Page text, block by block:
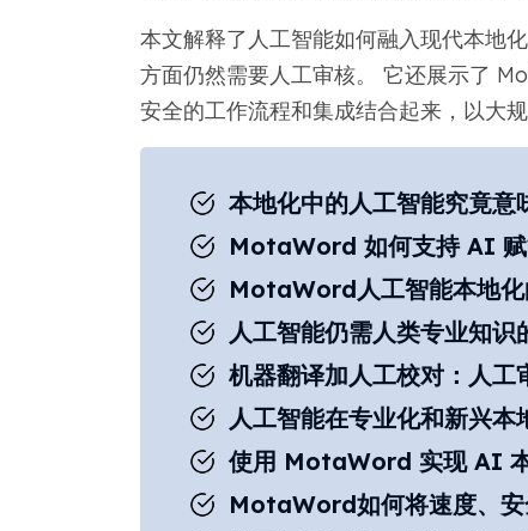
本文解释了人工智能如何融入现代本地
方面仍然需要人工审核。 它还展示了
安全的工作流程和集成结合起来，以大规
本地化中的人工智能究竟意
MotaWord 如何支持 AI 赋
MotaWord人工智能本地化
人工智能仍需人类专业知识
机器翻译加人工校对：人工
人工智能在专业化和新兴本
使用 MotaWord 实现 AI
MotaWord如何将速度、